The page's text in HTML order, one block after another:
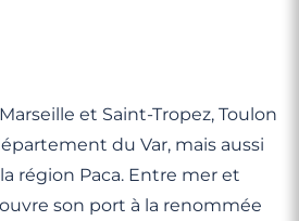
et Saint-Tropez, Toulon
du Var, mais aussi
région Paca. Entre mer et
son port à la renommée